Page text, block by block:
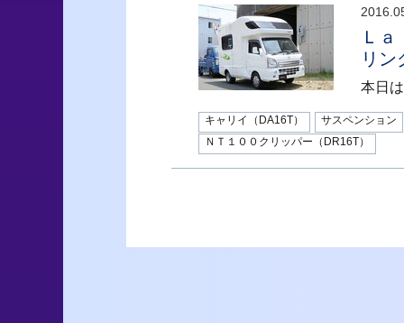
Ｌ
リン
本日
キャリイ（DA16T）
サスペンション
ＮＴ１００クリッパー（DR16T）